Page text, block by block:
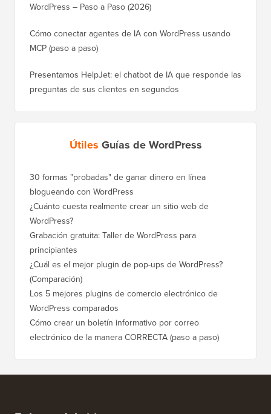
WordPress – Paso a Paso (2026)
Cómo conectar agentes de IA con WordPress usando
MCP (paso a paso)
Presentamos HelpJet: el chatbot de IA que responde las
preguntas de sus clientes en segundos
Útiles Guías de WordPress
30 formas "probadas" de ganar dinero en línea
blogueando con WordPress
¿Cuánto cuesta realmente crear un sitio web de
WordPress?
Grabación gratuita: Taller de WordPress para
principiantes
¿Cuál es el mejor plugin de pop-ups de WordPress?
(Comparación)
Los 5 mejores plugins de comercio electrónico de
WordPress comparados
Cómo crear un boletín informativo por correo
electrónico de la manera CORRECTA (paso a paso)